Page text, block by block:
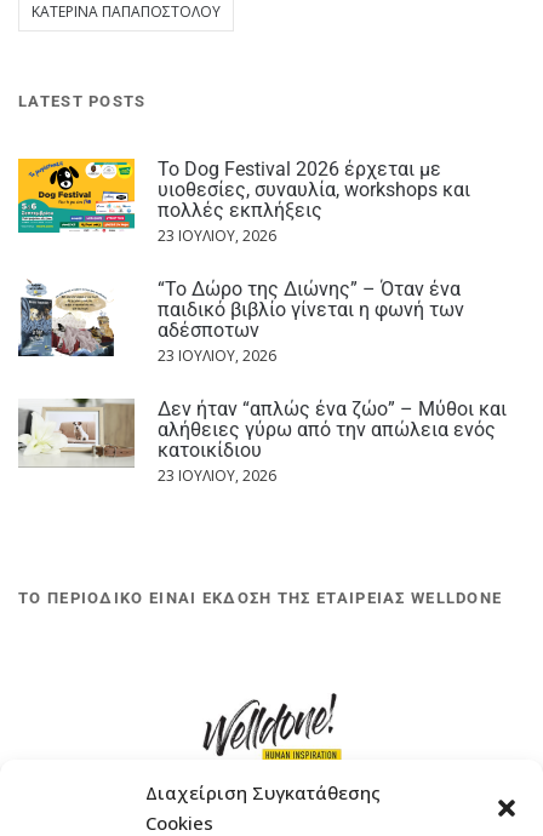
Διαχείριση Συγκατάθεσης
Cookies
ΚΑΤΕΡΊΝΑ ΠΑΠΑΠΟΣΤΌΛΟΥ
LATEST POSTS
Το Dog Festival 2026 έρχεται με
υιοθεσίες, συναυλία, workshops και
πολλές εκπλήξεις
23 ΙΟΥΛΊΟΥ, 2026
“Το Δώρο της Διώνης” – Όταν ένα
παιδικό βιβλίο γίνεται η φωνή των
αδέσποτων
23 ΙΟΥΛΊΟΥ, 2026
Δεν ήταν “απλώς ένα ζώο” – Μύθοι και
αλήθειες γύρω από την απώλεια ενός
κατοικίδιου
23 ΙΟΥΛΊΟΥ, 2026
ΤΟ ΠΕΡΙΟΔΙΚΟ ΕΙΝΑΙ ΕΚΔΟΣΗ ΤΗΣ ΕΤΑΙΡΕΙΑΣ WELLDONE